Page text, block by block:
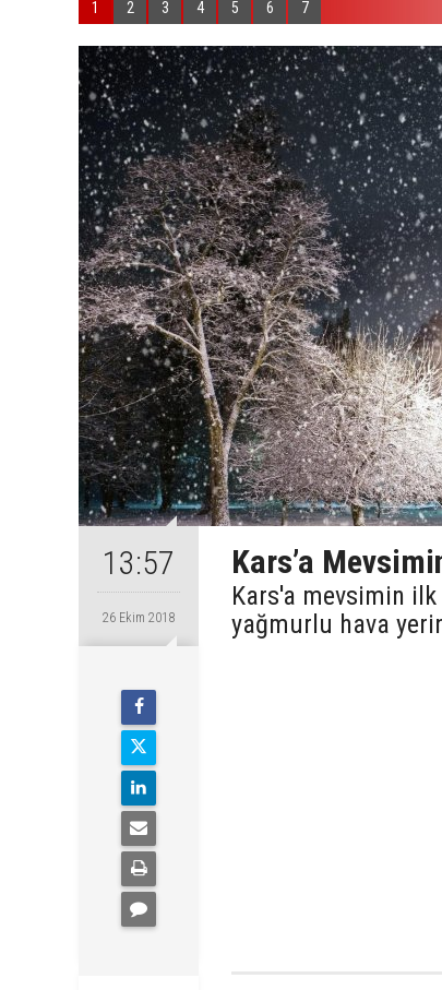
1 2 3 4 5 6 7
13:57
26 Ekim 2018
Kars’a
Kars'a mevsimin ilk
yağmurlu hava